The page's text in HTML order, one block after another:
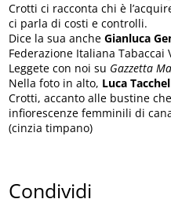
Crotti ci racconta chi è
ci parla di costi e controlli.
Dice la sua anche Gianluca
Federazione Italiana Tabaccai
Leggete con noi su Gazzetta
Nella foto in alto, Luca
Crotti, accanto alle bustine
infiorescenze femminili di
(cinzia timpano)
Condividi